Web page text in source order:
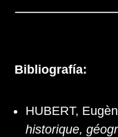
Bibliografía:
HUBERT,
historique,